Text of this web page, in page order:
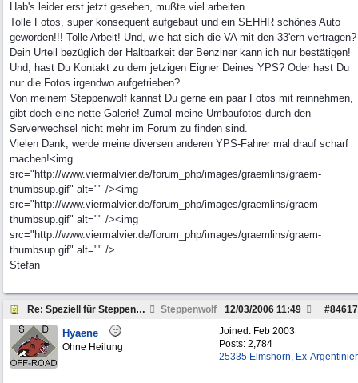
Hab's leider erst jetzt gesehen, mußte viel arbeiten...
Tolle Fotos, super konsequent aufgebaut und ein SEHHR schönes Auto
geworden!!! Tolle Arbeit! Und, wie hat sich die VA mit den 33'ern vertragen?
Dein Urteil bezüglich der Haltbarkeit der Benziner kann ich nur bestätigen!
Und, hast Du Kontakt zu dem jetzigen Eigner Deines YPS? Oder hast Du
nur die Fotos irgendwo aufgetrieben?
Von meinem Steppenwolf kannst Du gerne ein paar Fotos mit reinnehmen,
gibt doch eine nette Galerie! Zumal meine Umbaufotos durch den
Serverwechsel nicht mehr im Forum zu finden sind.
Vielen Dank, werde meine diversen anderen YPS-Fahrer mal drauf scharf
machen!<img
src="http://www.viermalvier.de/forum_php/images/graemlins/graem-
thumbsup.gif" alt="" /><img
src="http://www.viermalvier.de/forum_php/images/graemlins/graem-
thumbsup.gif" alt="" /><img
src="http://www.viermalvier.de/forum_php/images/graemlins/graem-
thumbsup.gif" alt="" />
Stefan
Re: Speziell für Steppenwolf und andere Pickup Fre Steppenwolf #84617
12/03/2006 11:49
Joined: Feb 2003
Posts: 2,784
25335 Elmshorn, Ex-Argentinier
Hyaene
Ohne Heilung